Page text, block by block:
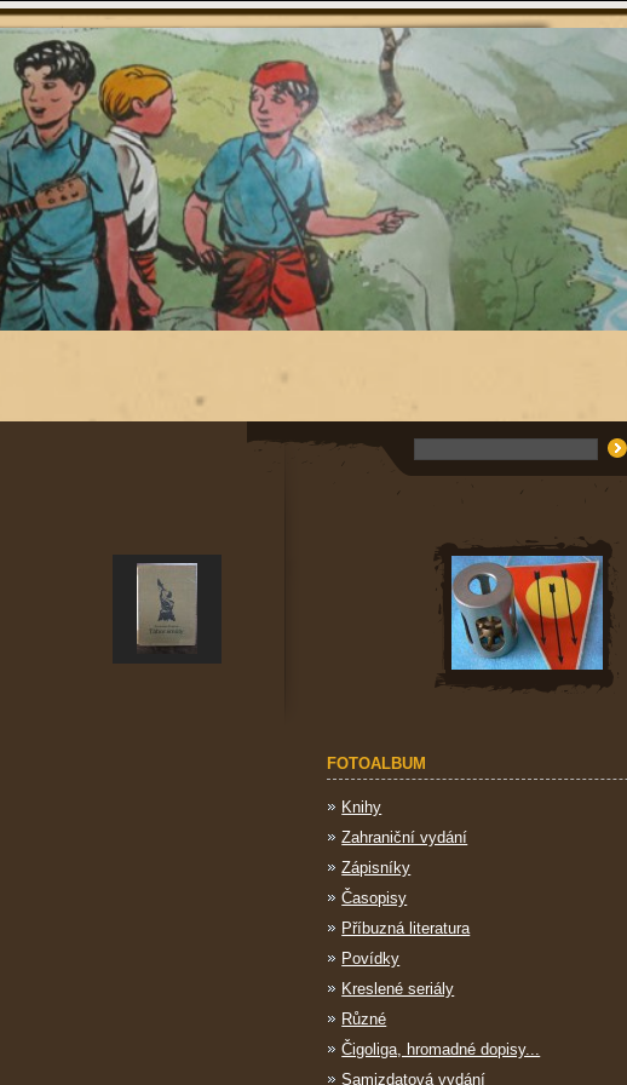
FOTOALBUM
Knihy
Zahraniční vydání
Zápisníky
Časopisy
Příbuzná literatura
Povídky
Kreslené seriály
Různé
Čigoliga, hromadné dopisy...
Samizdatová vydání